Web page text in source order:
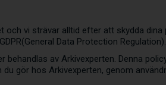
och vi strävar alltid efter att skydda
Data Protection Regulation).
av Arkivexperten. Denna
gör hos Arkivexperten, genom